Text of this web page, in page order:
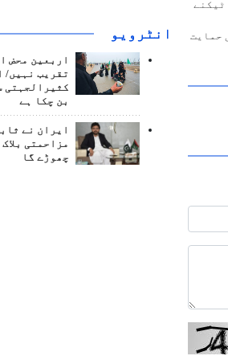
ٹیکنے
حمایت
انٹرويو
اربعین محض
تقریب نہیں/
کثیرالجہتی
بن چکا ہے
ایران نے
مزاحمتی
چھوڑے گا